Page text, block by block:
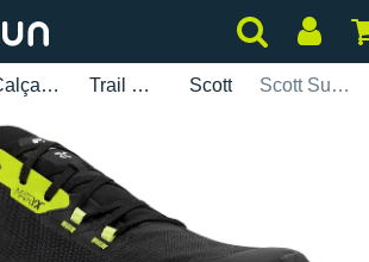
Calçados Trail Running Scott Scott Supertrac RC 3